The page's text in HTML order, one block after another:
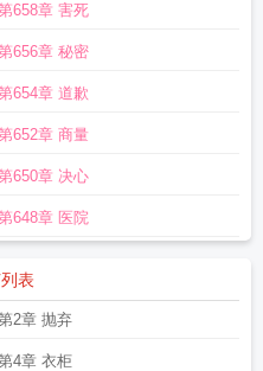
意思大雾散尽我忘了你
大雾散尽人尽皆知我爱你是什么歌
读大雾散尽txt
讲的什么大雾散尽by薄斯珩
旧月安好 大雾四起偷偷藏匿我在无人
雾散尽结局大雾散尽男主的秘密是什
处爱你是什么歌大雾散尽女主前世被
658章 害死
656章 秘密
654章 道歉
652章 商量
650章 决心
648章 医院
表
2章 抛弃
4章 衣柜